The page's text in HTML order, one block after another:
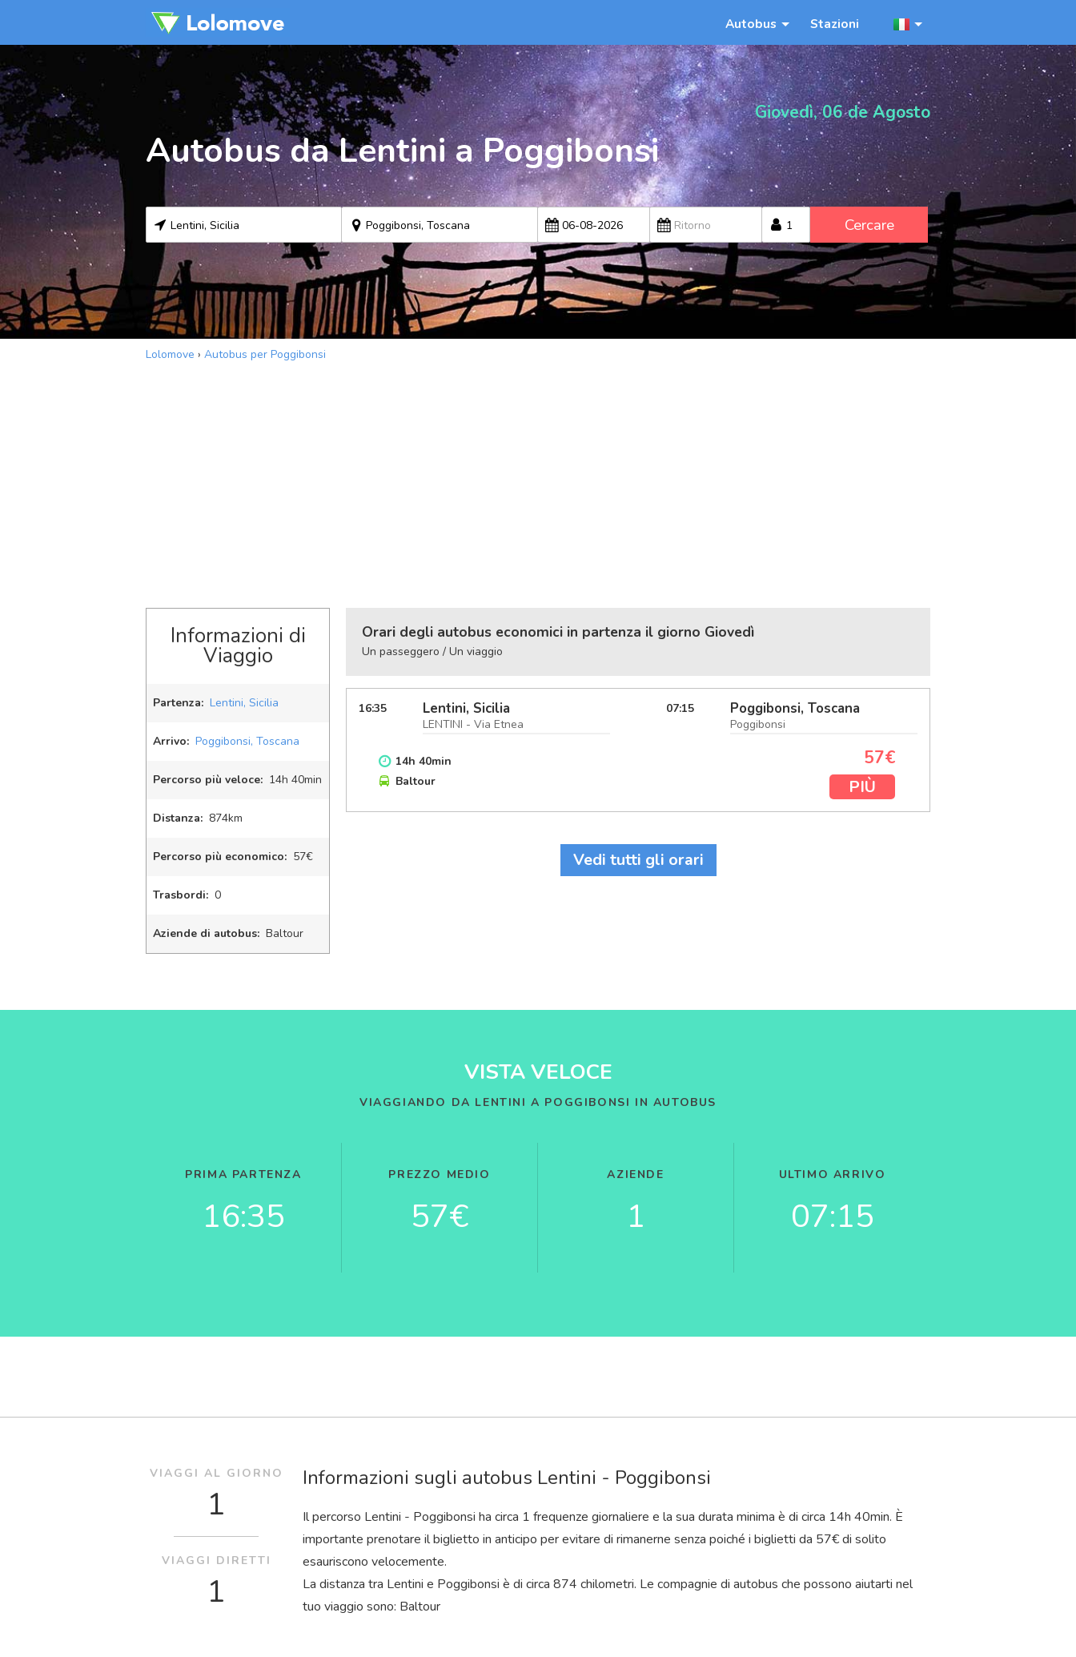
Autobus Stazioni
Giovedì, 06 de Agosto
Autobus da Lentini a Poggibonsi
Cercare
Lolomove › Autobus per Poggibonsi
Informazioni di
Viaggio
Partenza: Lentini, Sicilia
Arrivo: Poggibonsi, Toscana
Percorso più veloce: 14h 40min
Distanza: 874km
Percorso più economico: 57€
Trasbordi: 0
Aziende di autobus: Baltour
Orari degli autobus economici in partenza il giorno Giovedì
Un passeggero / Un viaggio
16:35 Lentini, Sicilia
LENTINI - Via Etnea
07:15 Poggibonsi, Toscana
Poggibonsi
14h 40min
Baltour
57€
PIÙ
Vedi tutti gli orari
VISTA VELOCE
VIAGGIANDO DA LENTINI A POGGIBONSI IN AUTOBUS
PRIMA PARTENZA
16:35
PREZZO MEDIO
57€
AZIENDE
1
ULTIMO ARRIVO
07:15
Informazioni sugli autobus Lentini - Poggibonsi
Il percorso Lentini - Poggibonsi ha circa 1 frequenze giornaliere e la sua durata minima è di circa 14h 40min. È
importante prenotare il biglietto in anticipo per evitare di rimanerne senza poiché i biglietti da 57€ di solito
esauriscono velocemente.
La distanza tra Lentini e Poggibonsi è di circa 874 chilometri. Le compagnie di autobus che possono aiutarti nel
tuo viaggio sono: Baltour
VIAGGI AL GIORNO
1
VIAGGI DIRETTI
1